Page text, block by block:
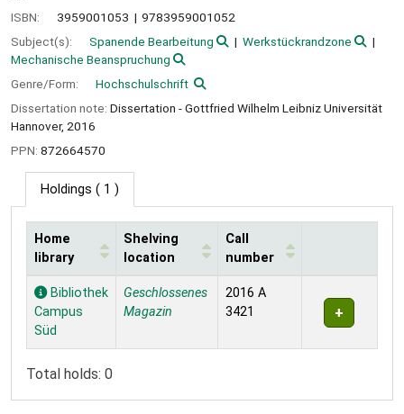
ISBN:
3959001053
9783959001052
Subject(s):
Spanende Bearbeitung
Werkstückrandzone
Mechanische Beanspruchung
Genre/Form:
Hochschulschrift
Dissertation note: Dissertation - Gottfried Wilhelm Leibniz Universität
Hannover, 2016
PPN: 872664570
Holdings ( 1 )
Holdings
Home
library
Shelving
location
Call
number
Bibliothek
Campus
Süd
Geschlossenes
Magazin
2016 A
3421
Total holds: 0